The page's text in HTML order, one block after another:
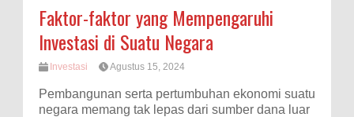
Faktor-faktor yang Mempengaruhi
Investasi di Suatu Negara
Investasi Agustus 15, 2024
Pembangunan serta pertumbuhan ekonomi suatu
negara memang tak lepas dari sumber dana luar